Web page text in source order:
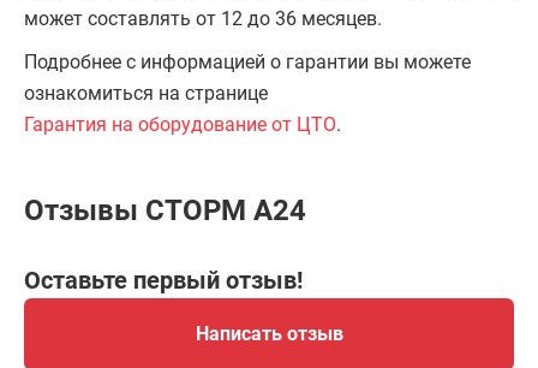
может составлять от 12 до 36 месяцев.
Подробнее с информацией о гарантии вы можете
ознакомиться на странице
Гарантия на оборудование от ЦТО.
Отзывы СТОРМ A24
Оставьте первый отзыв!
Написать отзыв